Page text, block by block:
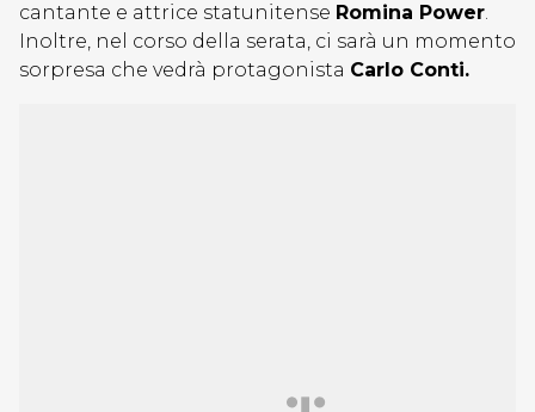
cantante e attrice statunitense Romina Power.
Inoltre, nel corso della serata, ci sarà un momento
sorpresa che vedrà protagonista Carlo Conti.